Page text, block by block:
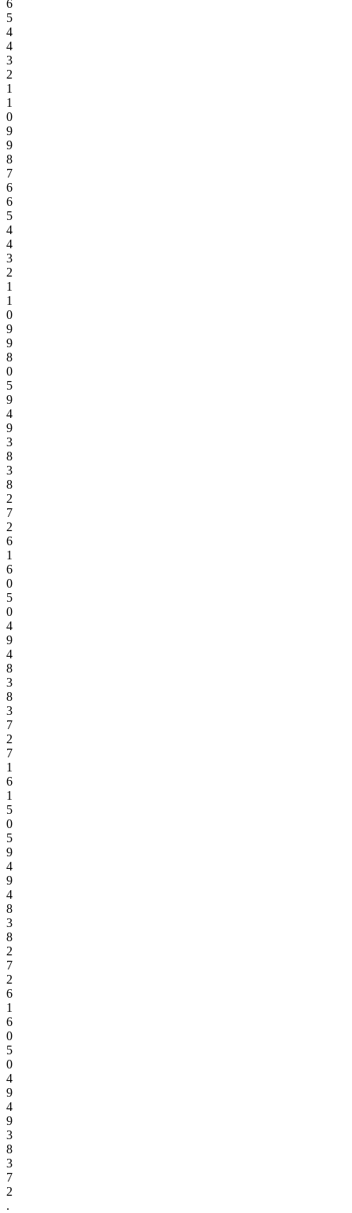
6
5
4
4
3
2
1
1
0
9
9
8
7
6
6
5
4
4
3
2
1
1
0
9
9
8
0
5
9
4
9
3
8
3
8
2
7
2
6
1
6
0
5
0
4
9
4
8
3
8
3
7
2
7
1
6
1
5
0
5
9
4
9
4
8
3
8
2
7
2
6
1
6
0
5
0
4
9
4
9
3
8
3
7
2
.